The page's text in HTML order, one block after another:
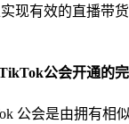
现有效的直播带货
公会开通的
公会是由拥有